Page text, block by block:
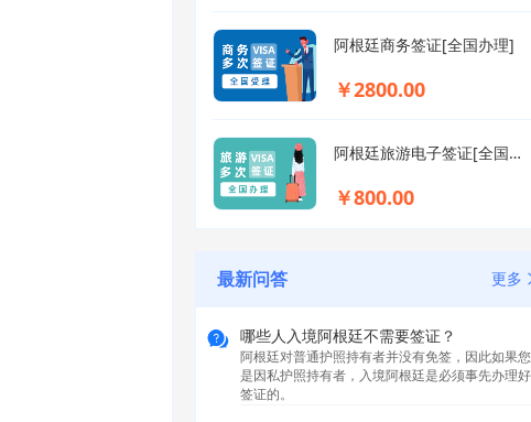
阿根廷商务签证[全国办理]
￥2800.00
阿根廷旅游电子签证[全国办理]
￥800.00
最新问答 更多
哪些人入境阿根廷不需要签证？
阿根廷对普通护照持有者并没有免签，因此如果您
是因私护照持有者，入境阿根廷是必须事先办理好
签证的。